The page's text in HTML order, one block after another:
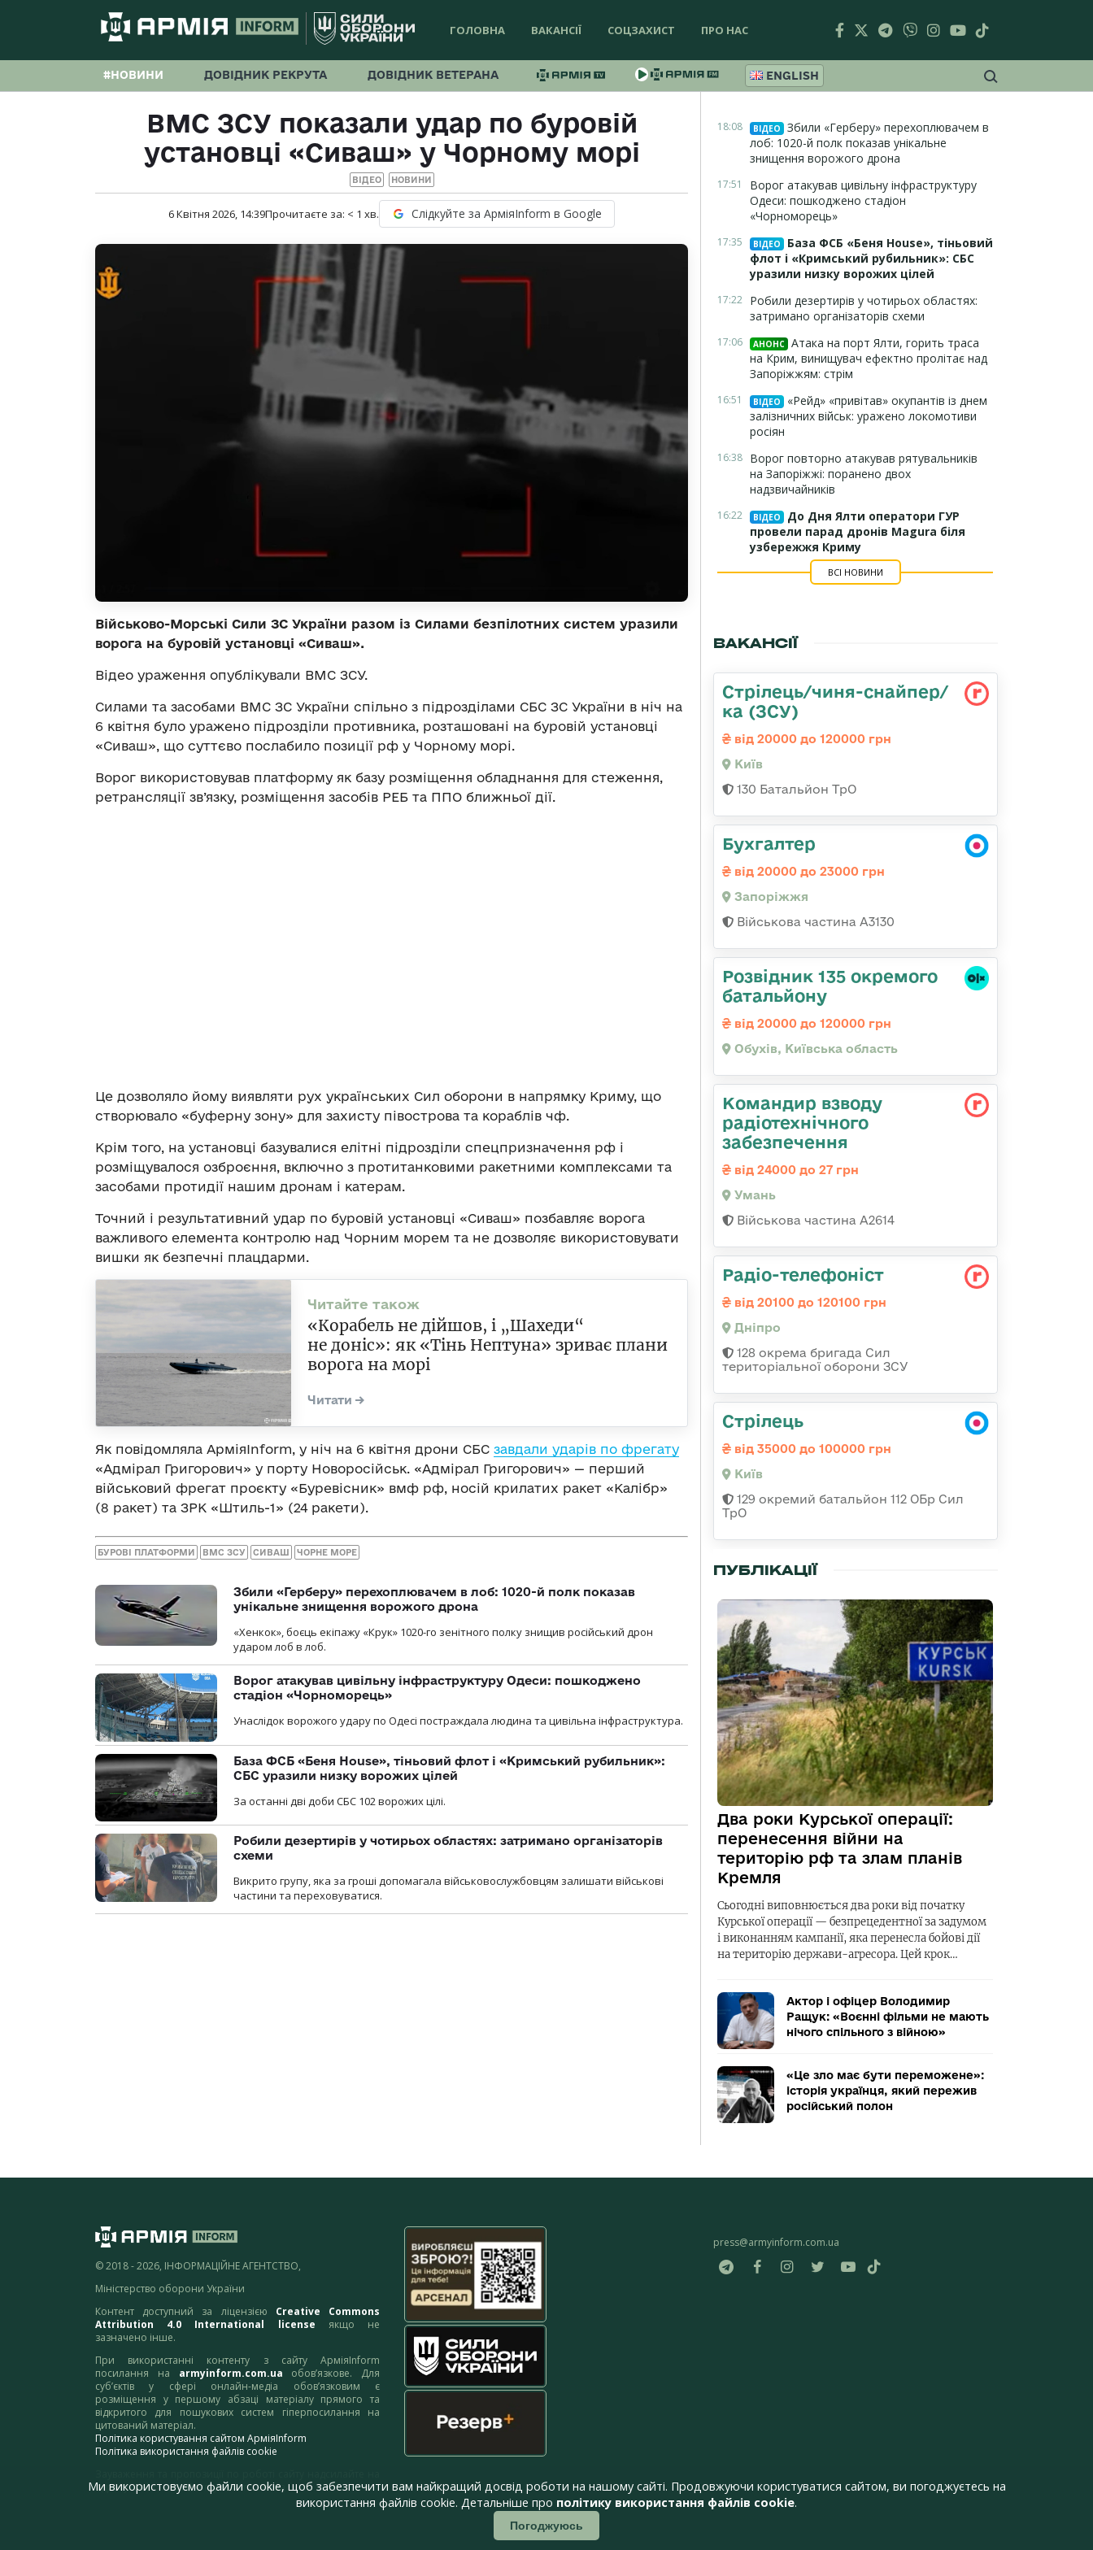
ГОЛОВНА ВАКАНСІЇ СОЦЗАХИСТ ПРО НАС
#НОВИНИ ДОВІДНИК РЕКРУТА ДОВІДНИК ВЕТЕРАНА ENGLISH
ВМС ЗСУ показали удар по буровій
установці «Сиваш» у Чорному морі
ВІДЕО НОВИНИ
6 Квітня 2026, 14:39Прочитаєте за: < 1 хв. Слідкуйте за АрміяInform в Google
Військово-Морські Сили ЗС України разом із Силами безпілотних систем уразили
ворога на буровій установці «Сиваш».
Відео ураження опублікували ВМС ЗСУ.
Силами та засобами ВМС ЗС України спільно з підрозділами СБС ЗС України в ніч на
6 квітня було уражено підрозділи противника, розташовані на буровій установці
«Сиваш», що суттєво послабило позиції рф у Чорному морі.
Ворог використовував платформу як базу розміщення обладнання для стеження,
ретрансляції зв’язку, розміщення засобів РЕБ та ППО ближньої дії.
Це дозволяло йому виявляти рух українських Сил оборони в напрямку Криму, що
створювало «буферну зону» для захисту півострова та кораблів чф.
Крім того, на установці базувалися елітні підрозділи спецпризначення рф і
розміщувалося озброєння, включно з протитанковими ракетними комплексами та
засобами протидії нашим дронам і катерам.
Точний і результативний удар по буровій установці «Сиваш» позбавляє ворога
важливого елемента контролю над Чорним морем та не дозволяє використовувати
вишки як безпечні плацдарми.
«Корабель не дійшов, і „Шахеди“
не доніс»: як «Тінь Нептуна» зриває плани
ворога на морі
Як повідомляла АрміяInform, у ніч на 6 квітня дрони СБС завдали ударів по фрегату
«Адмірал Григорович» у порту Новоросійськ. «Адмірал Григорович» — перший
військовий фрегат проєкту «Буревісник» вмф рф, носій крилатих ракет «Калібр»
(8 ракет) та ЗРК «Штиль-1» (24 ракети).
БУРОВІ ПЛАТФОРМИ ВМС ЗСУ СИВАШ ЧОРНЕ МОРЕ
Збили «Герберу» перехоплювачем в лоб: 1020-й полк показав
унікальне знищення ворожого дрона
«Хенкок», боєць екіпажу «Крук» 1020-го зенітного полку знищив російський дрон
ударом лоб в лоб.
Ворог атакував цивільну інфраструктуру Одеси: пошкоджено
стадіон «Чорноморець»
Унаслідок ворожого удару по Одесі постраждала людина та цивільна інфраструктура.
База ФСБ «Беня House», тіньовий флот і «Кримський рубильник»:
СБС уразили низку ворожих цілей
За останні дві доби СБС 102 ворожих цілі.
Робили дезертирів у чотирьох областях: затримано організаторів
схеми
Викрито групу, яка за гроші допомагала військовослужбовцям залишати військові
частини та переховуватися.
18:08 ВІДЕО
Збили «Герберу» перехоплювачем в
лоб: 1020-й полк показав унікальне
знищення ворожого дрона
17:51
Ворог атакував цивільну інфраструктуру
Одеси: пошкоджено стадіон
«Чорноморець»
17:35 ВІДЕО
База ФСБ «Беня House», тіньовий
флот і «Кримський рубильник»: СБС
уразили низку ворожих цілей
17:22 Робили дезертирів у чотирьох областях:
затримано організаторів схеми
17:06 АНОНС Атака на порт Ялти, горить траса
на Крим, винищувач ефектно пролітає над
Запоріжжям: стрім
16:51 ВІДЕО
«Рейд» «привітав» окупантів із днем
залізничних військ: уражено локомотиви
росіян
16:38 Ворог повторно атакував рятувальників
на Запоріжжі: поранено двох
надзвичайників
16:22 ВІДЕО
До Дня Ялти оператори ГУР
провели парад дронів Magura біля
узбережжя Криму
ВСІ НОВИНИ
ВАКАНСІЇ
Стрілець/чиня-снайпер/
ка (ЗСУ)
від 20000 до 120000 грн
Київ
130 Батальйон ТрО
Бухгалтер
від 20000 до 23000 грн
Запоріжжя
Військова частина А3130
Розвідник 135 окремого
батальйону
від 20000 до 120000 грн
Обухів, Київська область
Командир взводу
радіотехнічного
забезпечення
від 24000 до 27 грн
Умань
Військова частина А2614
Радіо-телефоніст
від 20100 до 120100 грн
Дніпро
128 окрема бригада Сил
територіальної оборони ЗСУ
Стрілець
від 35000 до 100000 грн
Київ
129 окремий батальйон 112 ОБр Сил
ТрО
ПУБЛІКАЦІЇ
Два роки Курської операції:
перенесення війни на
територію рф та злам планів
Кремля
Сьогодні виповнюється два роки від початку
Курської операції — безпрецедентної за задумом
і виконанням кампанії, яка перенесла бойові дії
на територію держави-агресора. Цей крок…
Актор і офіцер Володимир
Ращук: «Воєнні фільми не мають
нічого спільного з війною»
«Це зло має бути переможене»:
історія українця, який пережив
російський полон
© 2018 - 2026, ІНФОРМАЦІЙНЕ АГЕНТСТВО,
Міністерство оборони України
Контент доступний за ліцензією Creative Commons
Attribution 4.0 International license якщо не
зазначено інше.
При використанні контенту з сайту АрміяInform
посилання на armyinform.com.ua обов’язкове. Для
суб’єктів у сфері онлайн-медіа обов’язковим є
розміщення у першому абзаці матеріалу прямого та
відкритого для пошукових систем гіперпосилання на
цитований матеріал.
Політика користування сайтом АрміяInform
Політика використання файлів cookie
адресу:webmaster@armyinform.com.ua
press@armyinform.com.ua
Ми використовуємо файли cookie, щоб забезпечити вам найкращий досвід роботи на нашому сайті. Продовжуючи користуватися сайтом, ви погоджуєтесь на
використання файлів cookie. Детальніше про політику використання файлів cookie.
Погоджуюсь